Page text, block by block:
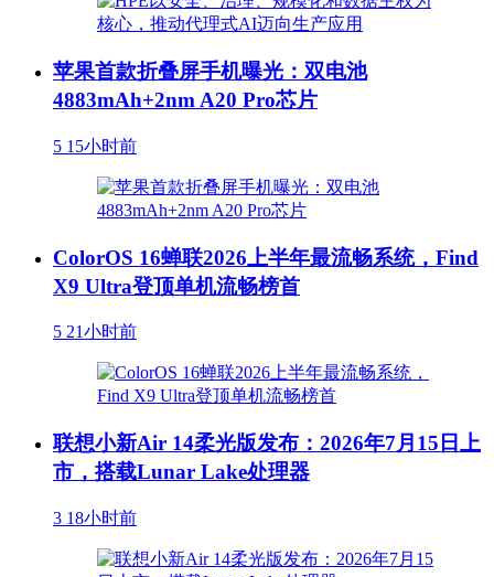
苹果首款折叠屏手机曝光：双电池
4883mAh+2nm A20 Pro芯片
5 15小时前
ColorOS 16蝉联2026上半年最流畅系统，Find
X9 Ultra登顶单机流畅榜首
5 21小时前
联想小新Air 14柔光版发布：2026年7月15日上
市，搭载Lunar Lake处理器
3 18小时前